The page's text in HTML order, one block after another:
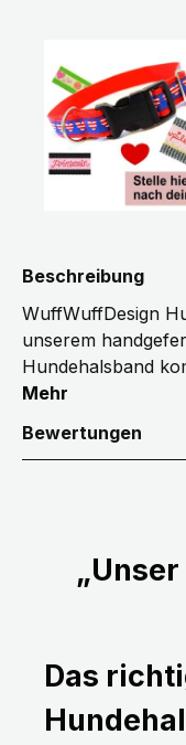
Beschreibung
WuffWuffDesign
unserem
Hundehalsband
Mehr
Bewertungen
Das